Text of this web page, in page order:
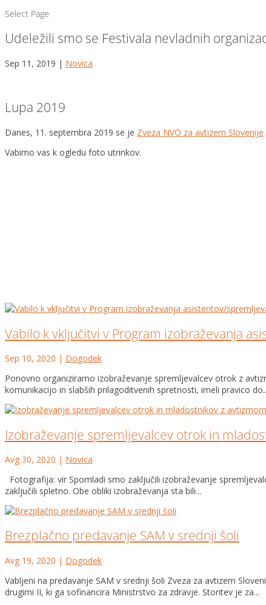
Select Page
Udeležili smo se Festivala nevladnih
Sep 11, 2019 | Novica
Lupa 2019
Danes, 11. septembra 2019 se je Zveza NVO za avtizem Slovenije
Vabimo vas k ogledu foto utrinkov.
Vabilo k vključitvi v Program izobraževanja
Sep 10, 2020 | Dogodek
Ponovno organiziramo izobraževanje spremljevalcev otrok z
komunikacijo in slabših prilagoditvenih spretnosti, imeli pravico
Izobraževanje spremljevalcev otrok in
Avg 30, 2020 | Novica
Fotografija: vir Spomladi smo zaključili izobraževanje
zaključili spletno. Obe obliki izobraževanja sta bili...
Brezplačno predavanje SAM v srednji šoli
Avg 19, 2020 | Dogodek
Vabljeni na predavanje SAM v srednji šoli Zveza za avtizem
drugimi II, ki ga sofinancira Ministrstvo za zdravje. Storitev je za...